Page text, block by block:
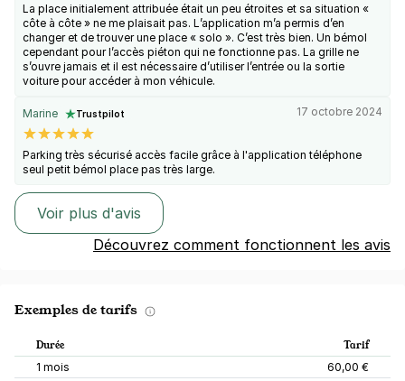
La place initialement attribuée était un peu étroites et sa situation «
côte à côte » ne me plaisait pas. L’application m’a permis d’en
changer et de trouver une place « solo ». C’est très bien. Un bémol
cependant pour l’accès piéton qui ne fonctionne pas. La grille ne
s’ouvre jamais et il est nécessaire d’utiliser l’entrée ou la sortie
voiture pour accéder à mon véhicule.
Marine Trustpilot 17 octobre 2024
Parking très sécurisé accès facile grâce à l'application téléphone
seul petit bémol place pas très large.
Voir plus d'avis
Découvrez comment fonctionnent les avis
Exemples de tarifs
Durée Tarif
1 mois 60,00 €